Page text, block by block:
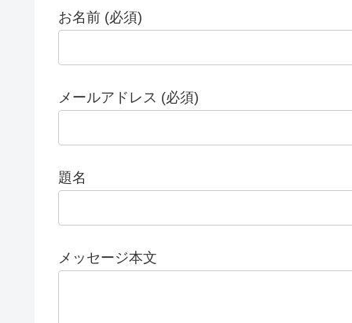
お名前 (必須)
メールアドレス (必須)
題名
メッセージ本文